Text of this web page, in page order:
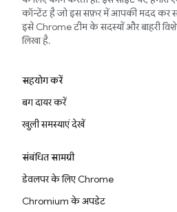
कॉन्टेंट है जो इस सफ़र में आपकी मदद कर
इसे Chrome टीम के सदस्यों और बाहरी
लिखा है.
सहयोग करें
बग दायर करें
खुली समस्याएं देखें
संबंधित सामग्री
डेवलपर के लिए Chrome
Chromium के अपडेट